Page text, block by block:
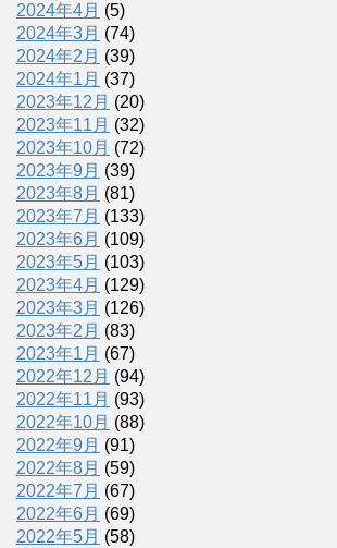
2024年4月 (5)
2024年3月 (74)
2024年2月 (39)
2024年1月 (37)
2023年12月 (20)
2023年11月 (32)
2023年10月 (72)
2023年9月 (39)
2023年8月 (81)
2023年7月 (133)
2023年6月 (109)
2023年5月 (103)
2023年4月 (129)
2023年3月 (126)
2023年2月 (83)
2023年1月 (67)
2022年12月 (94)
2022年11月 (93)
2022年10月 (88)
2022年9月 (91)
2022年8月 (59)
2022年7月 (67)
2022年6月 (69)
2022年5月 (58)